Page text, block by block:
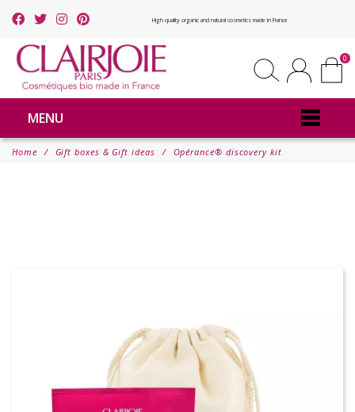
High quality organic and natural cosmetics made in France
0
MENU
Home Gift boxes & Gift ideas Opérance® discovery kit